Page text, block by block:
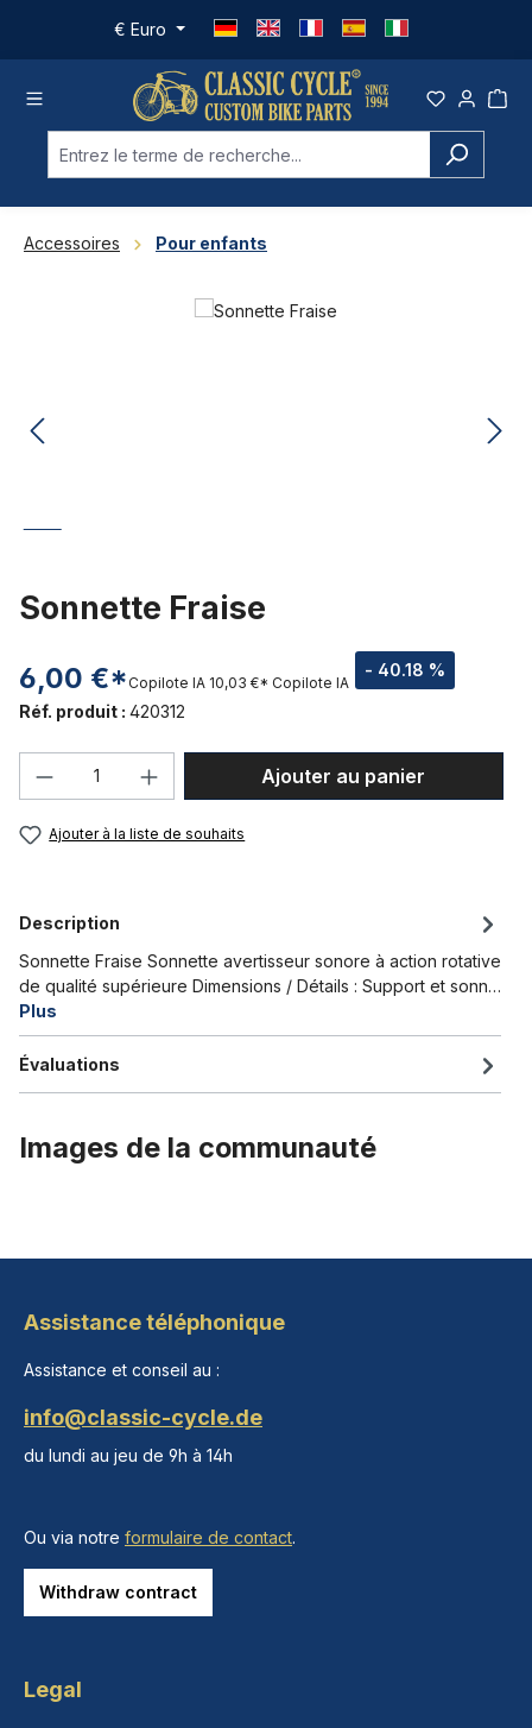
Passer au contenu principal
€ Euro
Accessoires Pour enfants
Ignorer la galerie d'images
Sonnette Fraise
6,00 €* - 40.18 %
Copilote IA 10,03 €* Copilote IA
Réf. produit : 420312
Quantité de produit : Entrez la
Ajouter au panier
Ajouter à la liste de souhaits
Description
Sonnette Fraise Sonnette avertisseur sonore à action rotative
de qualité supérieure Dimensions / Détails : Support et sonn…
Plus
Évaluations
Images de la communauté
Assistance téléphonique
Assistance et conseil au :
info@classic-cycle.de
du lundi au jeu de 9h à 14h
Ou via notre formulaire de contact.
Withdraw contract
Legal